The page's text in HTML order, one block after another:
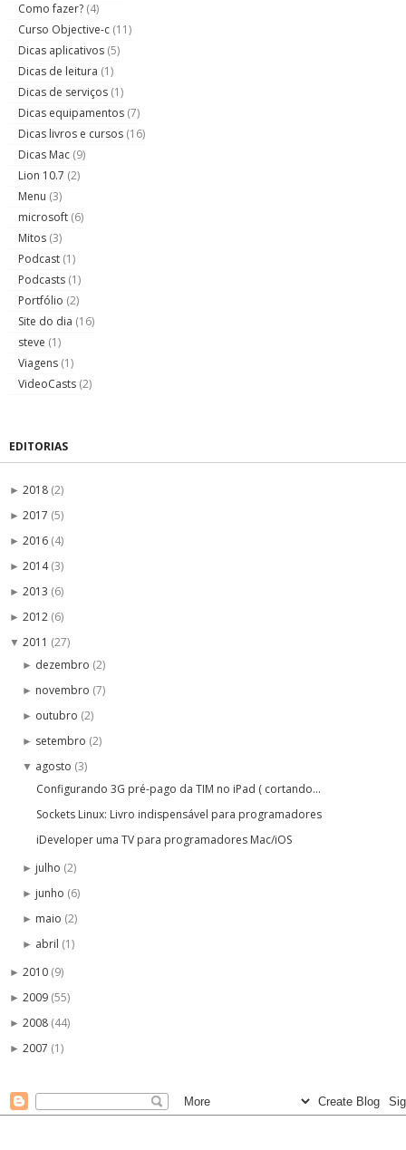
Como fazer? (4)
Curso Objective-c (11)
Dicas aplicativos (5)
Dicas de leitura (1)
Dicas de serviços (1)
Dicas equipamentos (7)
Dicas livros e cursos (16)
Dicas Mac (9)
Lion 10.7 (2)
Menu (3)
microsoft (6)
Mitos (3)
Podcast (1)
Podcasts (1)
Portfólio (2)
Site do dia (16)
steve (1)
Viagens (1)
VideoCasts (2)
EDITORIAS
► 2018 (2)
► 2017 (5)
► 2016 (4)
► 2014(3)
► 2013 (6)
► 2012 (6)
▼ 2011 (27)
► dezembro (2)
► novembro (7)
► outubro (2)
► setembro (2)
▼ agosto (3)
Configurando 3G pré-pago da TIM no iPad ( cortando...
Sockets Linux: Livro indispensável para programadores
iDeveloper uma TV para programadores Mac/iOS
► julho (2)
► junho (6)
► maio (2)
► abril (1)
► 2010 (9)
► 2009 (55)
► 2008 (44)
► 2007 (1)